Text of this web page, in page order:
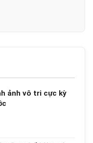
ảnh vô tri cực kỳ